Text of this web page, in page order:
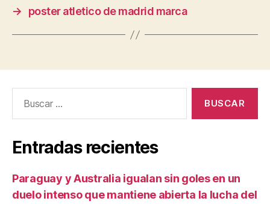
→
poster atletico de madrid marca
Entradas recientes
Paraguay y Australia igualan sin goles en un
duelo intenso que mantiene abierta la lucha del